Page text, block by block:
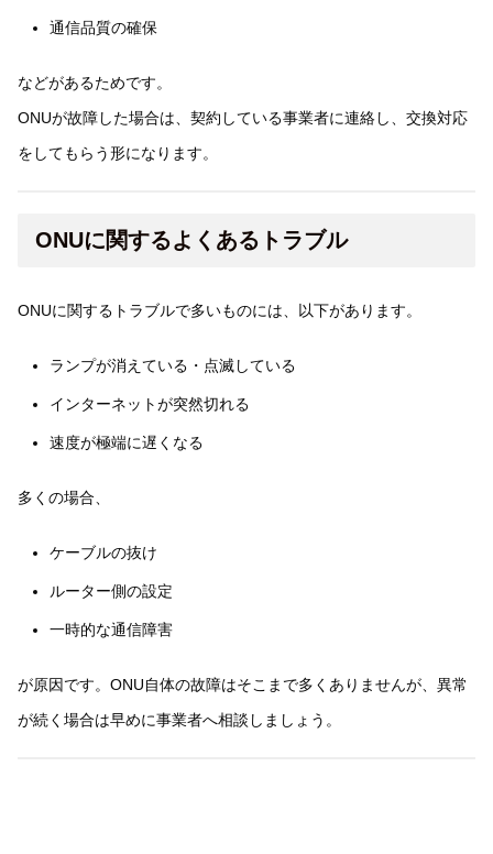
通信品質の確保
などがあるためです。
ONUが故障した場合は、契約している事業者に連絡し、交換対応
をしてもらう形になります。
ONUに関するよくあるトラブル
ONUに関するトラブルで多いものには、以下があります。
ランプが消えている・点滅している
インターネットが突然切れる
速度が極端に遅くなる
多くの場合、
ケーブルの抜け
ルーター側の設定
一時的な通信障害
が原因です。ONU自体の故障はそこまで多くありませんが、異常
が続く場合は早めに事業者へ相談しましょう。